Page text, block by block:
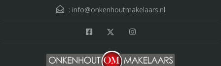
: info@onkenhoutmakelaars.nl